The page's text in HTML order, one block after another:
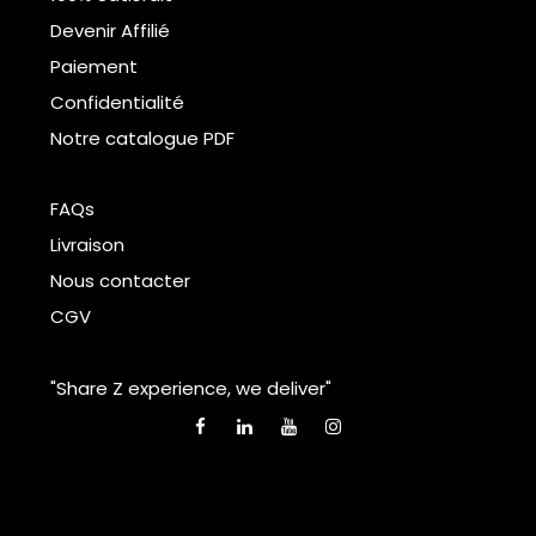
Devenir Affilié
Paiement
Confidentialité
Notre catalogue PDF
FAQs
Livraison
Nous contacter
CGV
"Share Z experience, we deliver"